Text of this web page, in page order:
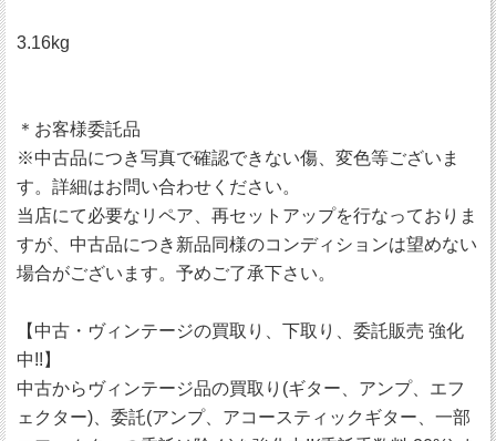
3.16kg
＊お客様委託品
※中古品につき写真で確認できない傷、変色等ございま
す。詳細はお問い合わせください。
当店にて必要なリペア、再セットアップを行なっておりま
すが、中古品につき新品同様のコンディションは望めない
場合がございます。予めご了承下さい。
【中古・ヴィンテージの買取り、下取り、委託販売 強化
中!!】
中古からヴィンテージ品の買取り(ギター、アンプ、エフ
ェクター)、委託(アンプ、アコースティックギター、一部